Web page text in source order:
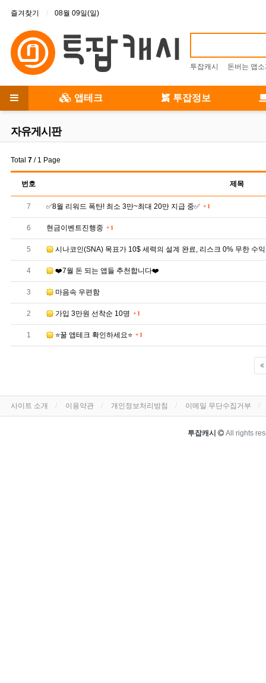
상단 메뉴
즐겨찾기 08월 09일(일)
투잡캐시 돈버는 앱
메인 메뉴 앱테크 투잡정보
자유게시판
Total 7 / 1 Page
번호 제목
번호
7 ✅8월 리워드 폭탄! 최소 3만~최대 20만 지급 중✅ 댓글
1
번호
6 현금이벤트진행중 댓글
1
번호
5 시나코인(SNA) 목표가 10$ 세력의 설계 완료, 리스크 0% 무한 수
번호
4 ❤️7월 돈 되는 앱들 추천합니다❤️
번호
3 마음속 우편함
번호
2 가입 3만원 선착순 10명 댓글
1
번호
1 ⭐️꿀 앱테크 확인하세요⭐ 댓글
1
하단 메뉴
사이트 소개 이용약관 개인정보처리방침 이메일 무단수집거부
투잡캐시 All rights